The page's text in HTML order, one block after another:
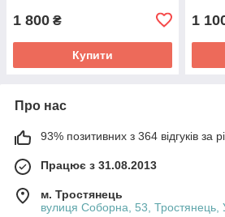
1 800 ₴
Купити
1
Про нас
93% позитивних з 364 відгуків за
Працює з 31.08.2013
м. Тростянець
вулиця Соборна, 53, Тростянець,